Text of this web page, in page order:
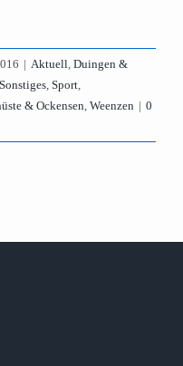
| Aktuell, Duingen &
Sonstiges, Sport,
& Ockensen, Weenzen | 0